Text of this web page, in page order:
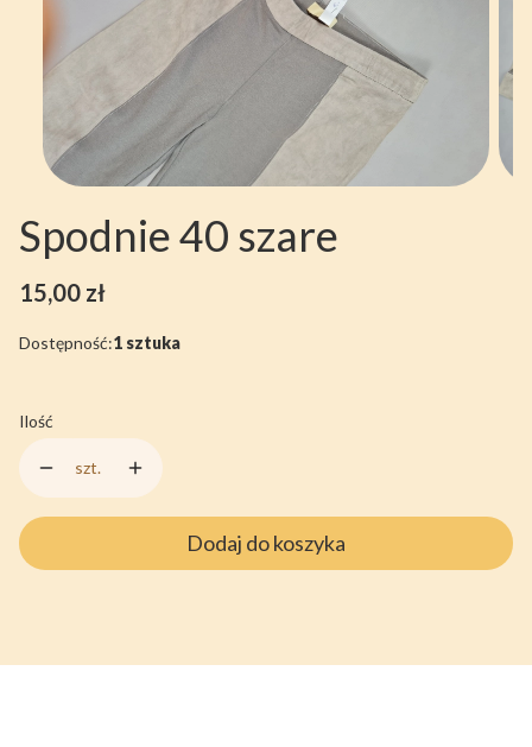
Spodnie 40 szare
Cena
15,00 zł
Dostępność:1 sztuka
Ilość
szt.
Dodaj do koszyka